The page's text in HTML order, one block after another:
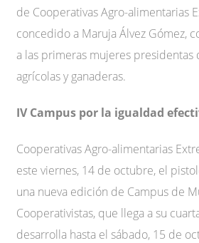
de Cooperativas Agro-alimentarias
concedido a Maruja Álvez Gómez,
a las primeras mujeres presidentas
agrícolas y ganaderas.
IV Campus por la igualdad
Cooperativas Agro-alimentarias
este viernes, 14 de octubre, el
una nueva edición de Campus de
Cooperativistas, que llega a su
desarrolla hasta el sábado, 15 de